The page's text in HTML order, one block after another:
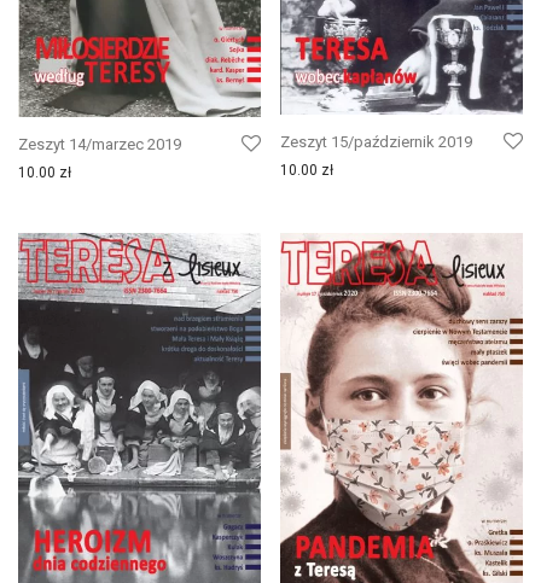
Zeszyt 14/marzec 2019
10.00 zł
Zeszyt 15/październik 2019
10.00 zł